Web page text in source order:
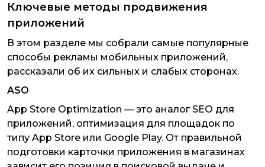
Ключевые методы продвижения
приложений
В этом разделе мы собрали самые популярные
способы рекламы мобильных приложений,
рассказали об их сильных и слабых сторонах.
ASO
App Store Optimization — это аналог SEO для
приложений, оптимизация для площадок по
типу App Store или Google Play. От правильной
подготовки карточки приложения в магазинах